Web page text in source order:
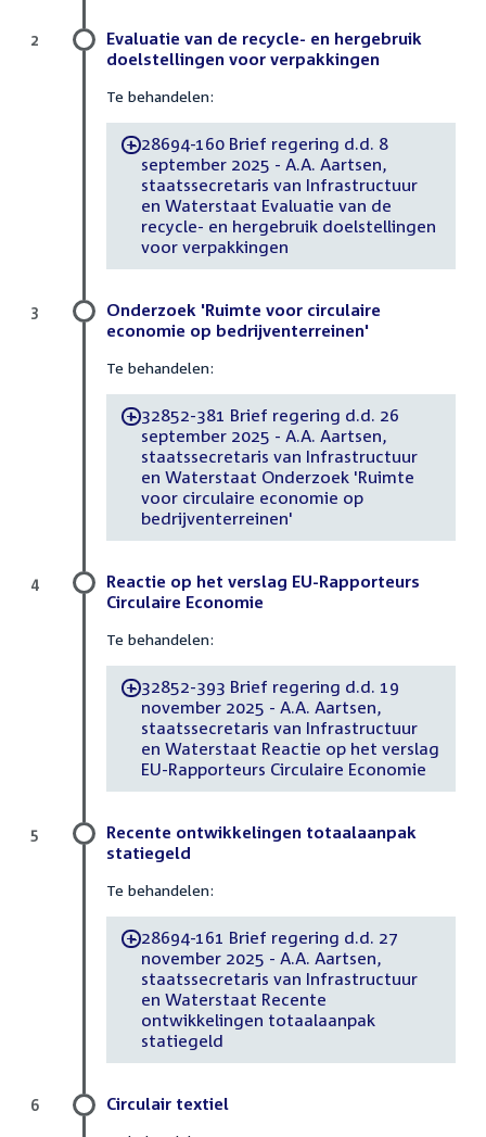
Evaluatie van de recycle- en hergebruik
doelstellingen voor verpakkingen
Te behandelen:
-28694-160 Brief regering d.d. 8
september 2025 - A.A. Aartsen,
staatssecretaris van Infrastructuur
en Waterstaat Evaluatie van de
recycle- en hergebruik doelstellingen
voor verpakkingen
2
Onderzoek 'Ruimte voor circulaire
economie op bedrijventerreinen'
Te behandelen:
-32852-381 Brief regering d.d. 26
september 2025 - A.A. Aartsen,
staatssecretaris van Infrastructuur
en Waterstaat Onderzoek 'Ruimte
voor circulaire economie op
bedrijventerreinen'
3
Reactie op het verslag EU-Rapporteurs
Circulaire Economie
Te behandelen:
-32852-393 Brief regering d.d. 19
november 2025 - A.A. Aartsen,
staatssecretaris van Infrastructuur
en Waterstaat Reactie op het verslag
EU-Rapporteurs Circulaire Economie
4
Recente ontwikkelingen totaalaanpak
statiegeld
Te behandelen:
-28694-161 Brief regering d.d. 27
november 2025 - A.A. Aartsen,
staatssecretaris van Infrastructuur
en Waterstaat Recente
ontwikkelingen totaalaanpak
statiegeld
5
Circulair textiel
6